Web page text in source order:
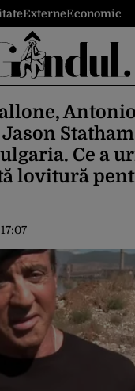
ExterneEconomic
Antonio
Ce a
lovitură